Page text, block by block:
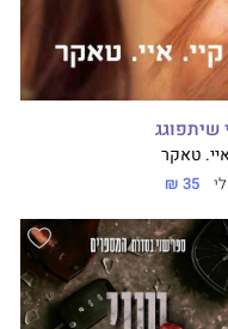
שיתפוגג
טאקר
35 ₪